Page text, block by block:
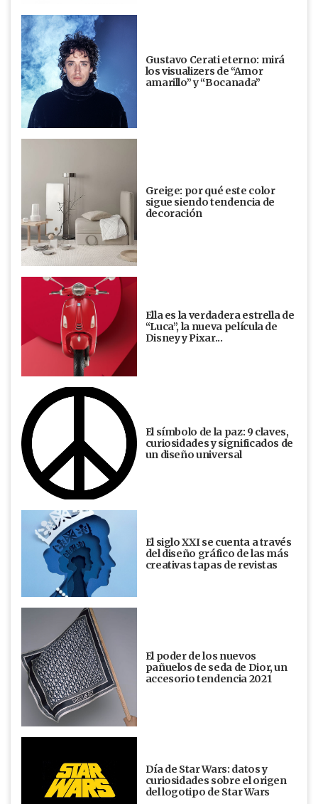
Gustavo Cerati eterno: mirá
los visualizers de “Amor
amarillo” y “Bocanada”
Greige: por qué este color
sigue siendo tendencia de
decoración
Ella es la verdadera estrella de
“Luca”, la nueva película de
Disney y Pixar...
El símbolo de la paz: 9 claves,
curiosidades y significados de
un diseño universal
El siglo XXI se cuenta a través
del diseño gráfico de las más
creativas tapas de revistas
El poder de los nuevos
pañuelos de seda de Dior, un
accesorio tendencia 2021
Día de Star Wars: datos y
curiosidades sobre el origen
del logotipo de Star Wars